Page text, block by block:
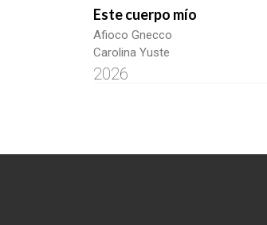
Este cuerpo mío
Afioco Gnecco
Carolina Yuste
2026